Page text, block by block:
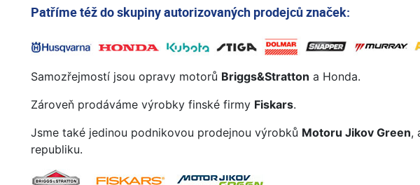
Patříme též do skupiny autorizovaných prodejců značek:
Samozřejmostí jsou opravy motorů Briggs&Stratton a Honda.
Zároveň prodáváme výrobky finské firmy Fiskars.
Jsme také jedinou podnikovou prodejnou výrobků Motoru Jikov Green,
republiku.